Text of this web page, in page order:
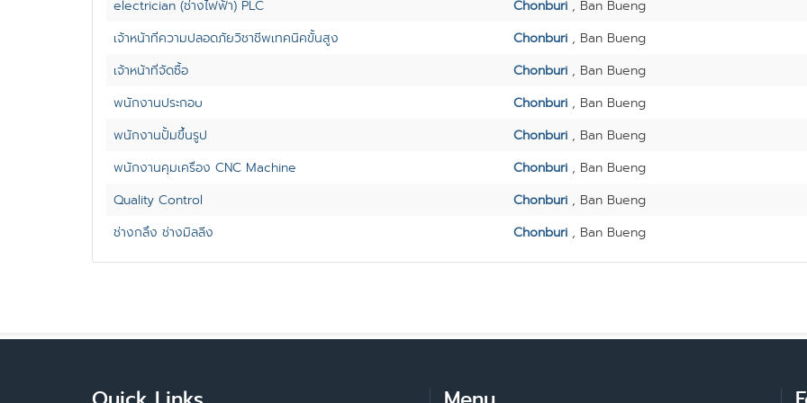
electrician (ช่างไฟฟ้า) PLC
Chonburi , Ban Bueng
เจ้าหน้าที่ความปลอดภัยวิชาชีพเทคนิคขั้นสูง
Chonburi , Ban Bueng
เจ้าหน้าที่จัดซื้อ
Chonburi , Ban Bueng
พนักงานประกอบ
Chonburi , Ban Bueng
พนักงานปั้มขึ้นรูป
Chonburi , Ban Bueng
พนักงานคุมเครื่อง CNC Machine
Chonburi , Ban Bueng
Quality Control
Chonburi , Ban Bueng
ช่างกลึง ช่างมิลลิ่ง
Chonburi , Ban Bueng